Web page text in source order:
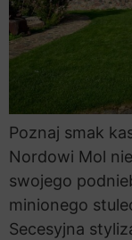
Poznaj smak
Nordowi Mol
swojego
minionego
Secesyjna